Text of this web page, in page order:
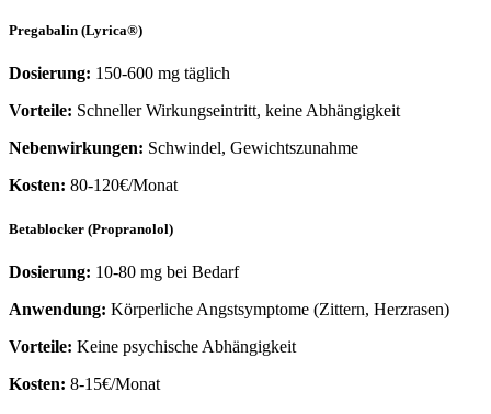
Pregabalin (Lyrica®)
Dosierung: 150-600 mg täglich
Vorteile: Schneller Wirkungseintritt, keine Abhängigkeit
Nebenwirkungen: Schwindel, Gewichtszunahme
Kosten: 80-120€/Monat
Betablocker (Propranolol)
Dosierung: 10-80 mg bei Bedarf
Anwendung: Körperliche Angstsymptome (Zittern, Herzrasen)
Vorteile: Keine psychische Abhängigkeit
Kosten: 8-15€/Monat